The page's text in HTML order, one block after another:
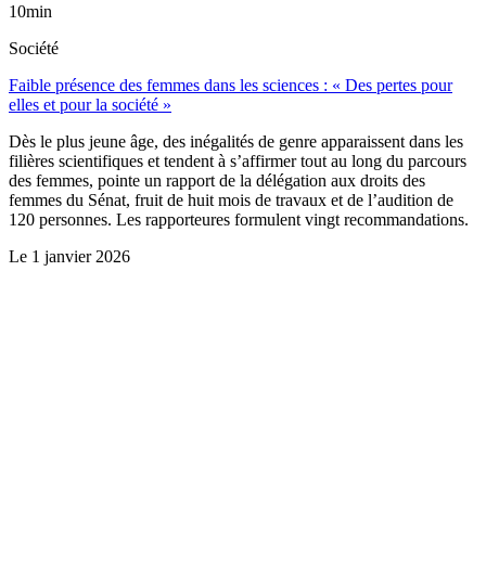
10min
Société
Faible présence des femmes dans les sciences : « Des pertes pour
elles et pour la société »
Dès le plus jeune âge, des inégalités de genre apparaissent dans les
filières scientifiques et tendent à s’affirmer tout au long du parcours
des femmes, pointe un rapport de la délégation aux droits des
femmes du Sénat, fruit de huit mois de travaux et de l’audition de
120 personnes. Les rapporteures formulent vingt recommandations.
Le 1 janvier 2026